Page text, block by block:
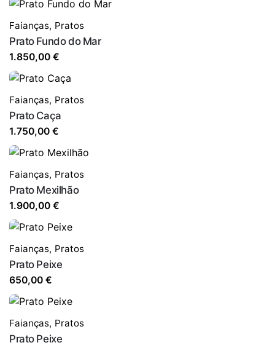
Faianças, Pratos
Prato Fundo do Mar
1.850,00 €
Faianças, Pratos
Prato Caça
1.750,00 €
Faianças, Pratos
Prato Mexilhão
1.900,00 €
Faianças, Pratos
Prato Peixe
650,00 €
Faianças, Pratos
Prato Peixe